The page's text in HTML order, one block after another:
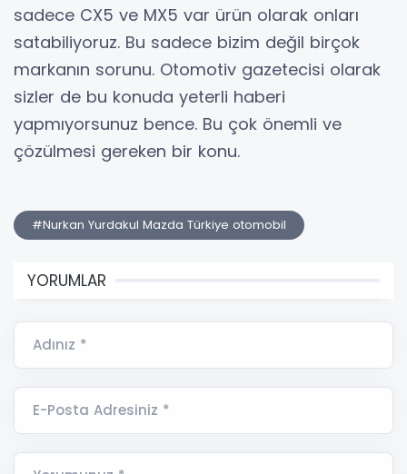
sadece CX5 ve MX5 var ürün olarak onları
satabiliyoruz. Bu sadece bizim değil birçok
markanın sorunu. Otomotiv gazetecisi olarak
sizler de bu konuda yeterli haberi
yapmıyorsunuz bence. Bu çok önemli ve
çözülmesi gereken bir konu.
#Nurkan Yurdakul Mazda Türkiye otomobil
YORUMLAR
Adınız *
E-Posta Adresiniz *